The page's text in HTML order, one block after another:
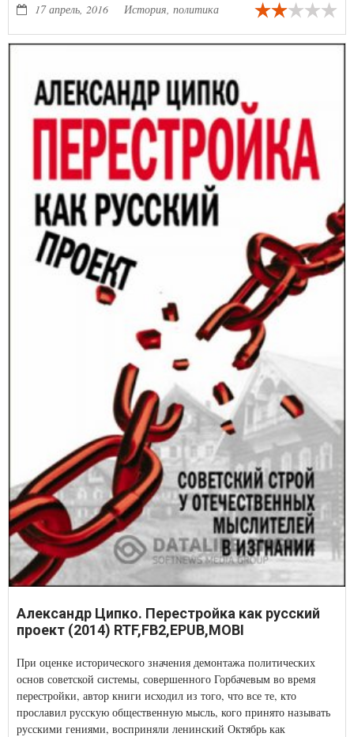
17 апрель, 2016
История, политика
Александр Ципко. Перестройка как русский
проект (2014) RTF,FB2,EPUB,MOBI
При оценке исторического значения демонтажа политических
основ советской системы, совершенного Горбачевым во время
перестройки, автор книги исходил из того, что все те, кто
прославил русскую общественную мысль, кого принято называть
русскими гениями, восприняли ленинский Октябрь как